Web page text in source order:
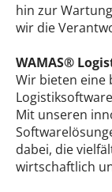
hin zur
wir die
WAMAS®
Wir bieten eine
Mit unseren
dabei, die
wirtschaftlich